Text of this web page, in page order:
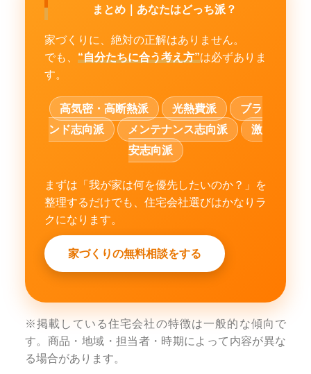
まとめ｜あなたはどっち派？
家づくりに、絶対の正解はありません。
でも、 “自分たちに合う考え方”は必ずありま
す。
高気密・高断熱派 光熱費派
ブラ
ンド志向派
メンテナンス志向派
激
安志向派
まずは「我が家は何を優先したいのか？」を
整理するだけでも、住宅会社選びはかなりラ
クになります。
家づくりの無料相談をする
※掲載している住宅会社の特徴は一般的な傾向で
す。商品・地域・担当者・時期によって内容が異な
る場合があります。